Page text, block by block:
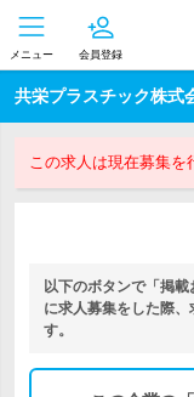
メニュー 会員登録
共栄プラスチック株式
この求人は現在募集を
以下のボタンで「掲
に求人募集をした際
す。